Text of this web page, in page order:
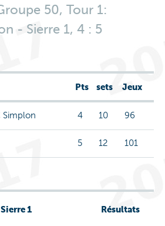
50, Tour 1:
- Sierre 1, 4 : 5
Pts sets Jeux
Simplon 4 10 96
5 12 101
Sierre 1 Résultats